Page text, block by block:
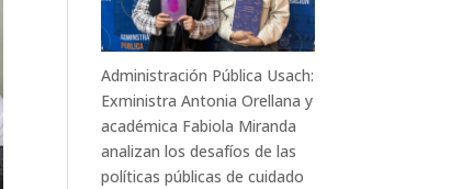
Administración Pública Usach:
Exministra Antonia Orellana y
académica Fabiola Miranda
analizan los desafíos de las
políticas públicas de cuidado